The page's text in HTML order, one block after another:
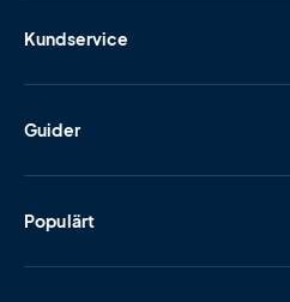
Kundservice
Guider
Populärt